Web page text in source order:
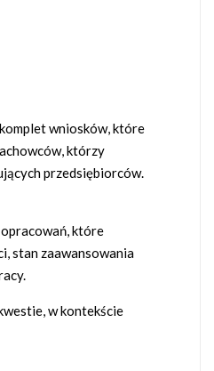
wniosków, które
którzy
przedsiębiorców.
które
stan zaawansowania
w kontekście